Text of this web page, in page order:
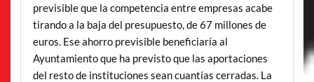
previsible que la competencia entre empresas acabe
tirando a la baja del presupuesto, de 67 millones de
euros. Ese ahorro previsible beneficiaría al
Ayuntamiento que ha previsto que las aportaciones
del resto de instituciones sean cuantías cerradas. La